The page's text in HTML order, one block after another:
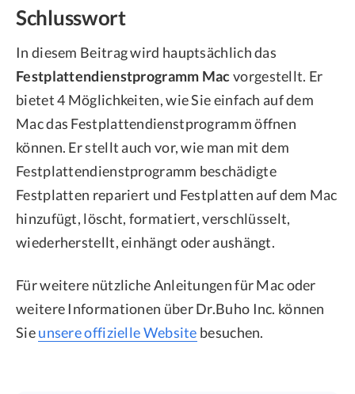
Schlusswort
In diesem Beitrag wird hauptsächlich das
Festplattendienstprogramm Macvorgestellt. Er
bietet 4 Möglichkeiten, wie Sie einfach auf dem
Mac das Festplattendienstprogramm öffnen
können. Er stellt auch vor, wie man mit dem
Festplattendienstprogramm beschädigte
Festplatten repariert und Festplatten auf dem Mac
hinzufügt, löscht, formatiert, verschlüsselt,
wiederherstellt, einhängt oder aushängt.
Für weitere nützliche Anleitungen für Mac oder
weitere Informationen über Dr.Buho Inc. können
Sieunsere offizielle Website besuchen.